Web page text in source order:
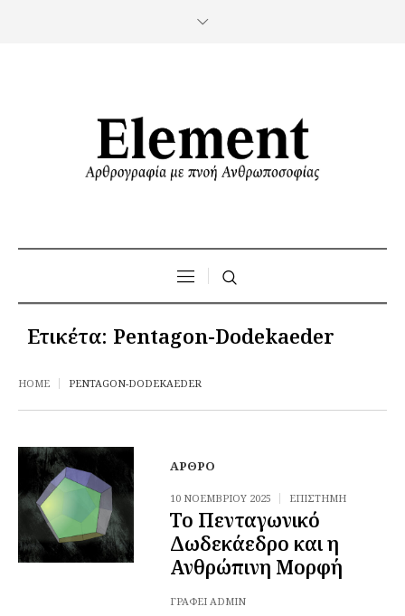
Ετικέτα: Pentagon-Dodekaeder
HOME PENTAGON-DODEKAEDER
ΆΡΘΡΟ
10 ΝΟΕΜΒΡΊΟΥ 2025 ΕΠΙΣΤΉΜΗ
Το Πενταγωνικό
Δωδεκάεδρο και η
Ανθρώπινη Μορφή
ΓΡΆΦΕΙ ADMIN